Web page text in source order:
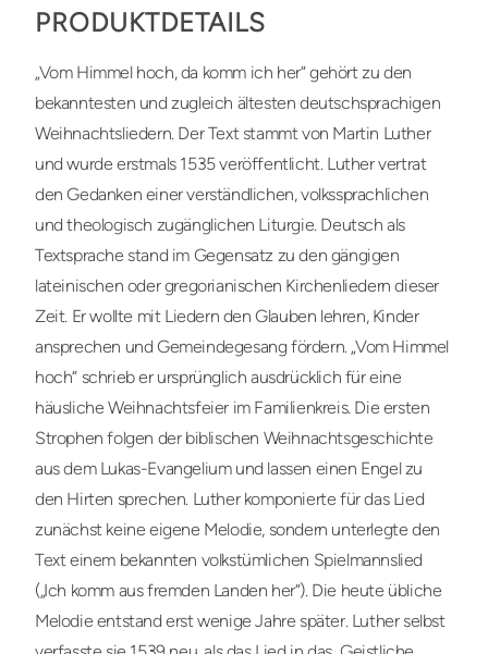
PRODUKTDETAILS
„Vom Himmel hoch, da komm ich her“ gehört zu den
bekanntesten und zugleich ältesten deutschsprachigen
Weihnachtsliedern. Der Text stammt von Martin Luther
und wurde erstmals 1535 veröffentlicht. Luther vertrat
den Gedanken einer verständlichen, volkssprachlichen
und theologisch zugänglichen Liturgie. Deutsch als
Textsprache stand im Gegensatz zu den gängigen
lateinischen oder gregorianischen Kirchenliedern dieser
Zeit. Er wollte mit Liedern den Glauben lehren, Kinder
ansprechen und Gemeindegesang fördern. „Vom Himmel
hoch“ schrieb er ursprünglich ausdrücklich für eine
häusliche Weihnachtsfeier im Familienkreis. Die ersten
Strophen folgen der biblischen Weihnachtsgeschichte
aus dem Lukas-Evangelium und lassen einen Engel zu
den Hirten sprechen. Luther komponierte für das Lied
zunächst keine eigene Melodie, sondern unterlegte den
Text einem bekannten volkstümlichen Spielmannslied
(„Ich komm aus fremden Landen her“). Die heute übliche
Melodie entstand erst wenige Jahre später. Luther selbst